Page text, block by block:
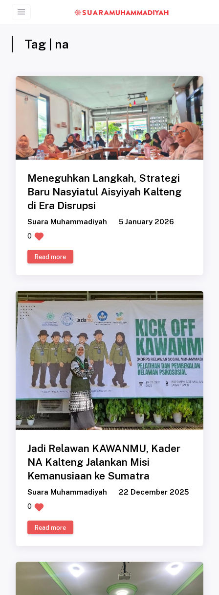
Tag | na
Meneguhkan Langkah, Strategi
Baru Nasyiatul Aisyiyah Kalteng
di Era Disrupsi
Suara Muhammadiyah
5 January 2026
0
Read more
Jadi Relawan KAWANMU, Kader
NA Kalteng Jalankan Misi
Kemanusiaan ke Sumatra
Suara Muhammadiyah
22 December 2025
0
Read more